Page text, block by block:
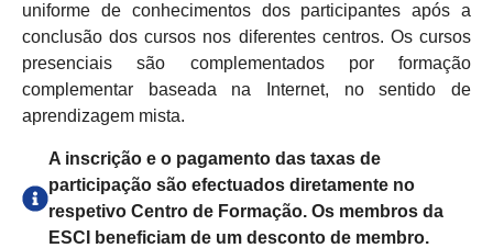
uniforme de conhecimentos dos participantes após a
conclusão dos cursos nos diferentes centros. Os cursos
presenciais são complementados por formação
complementar baseada na Internet, no sentido de
aprendizagem mista.
A inscrição e o pagamento das taxas de
participação são efectuados diretamente no
respetivo Centro de Formação. Os membros da
ESCI beneficiam de um desconto de membro.